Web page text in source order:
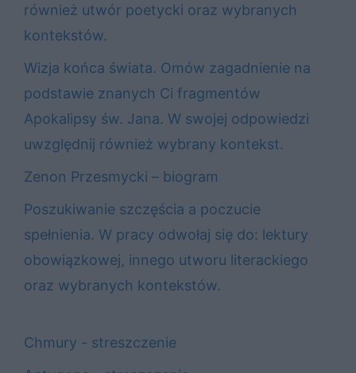
również utwór poetycki oraz wybranych
kontekstów.
Wizja końca świata. Omów zagadnienie na
podstawie znanych Ci fragmentów
Apokalipsy św. Jana. W swojej odpowiedzi
uwzględnij również wybrany kontekst.
Zenon Przesmycki – biogram
Poszukiwanie szczęścia a poczucie
spełnienia. W pracy odwołaj się do: lektury
obowiązkowej, innego utworu literackiego
oraz wybranych kontekstów.
Chmury - streszczenie